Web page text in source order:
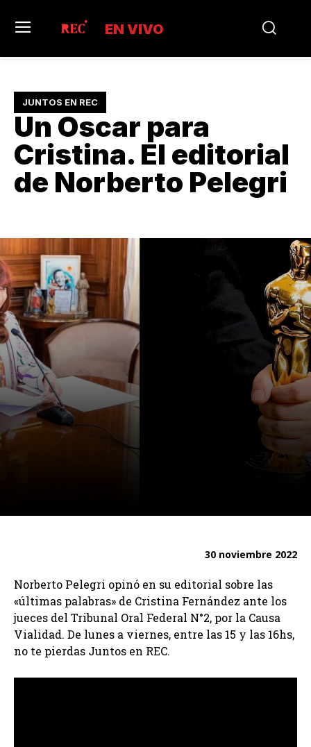
EN VIVO
JUNTOS EN REC
Un Oscar para
Cristina. El editorial
de Norberto Pelegri
30 noviembre 2022
Norberto Pelegri opinó en su editorial sobre las
«últimas palabras» de Cristina Fernández ante los
jueces del Tribunal Oral Federal N°2, por la Causa
Vialidad. De lunes a viernes, entre las 15 y las 16hs,
no te pierdas Juntos en REC.